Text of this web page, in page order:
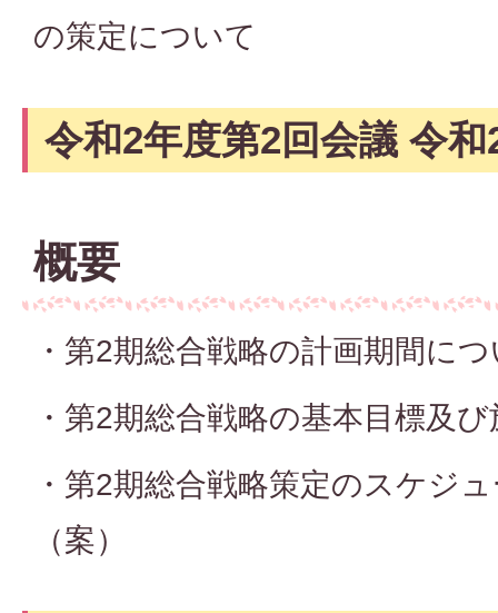
の策定について
令和2年度第2回会議 令
概要
・第2期総合戦略の計画期間に
・第2期総合戦略の基本目標及
・第2期総合戦略策定のスケジ
（案）